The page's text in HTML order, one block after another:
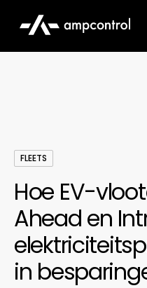
FLEETS
Hoe EV-
Ahead en
in